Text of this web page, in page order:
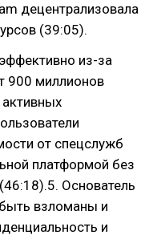
децентрализовала
(39:05).
из-за
900 миллионов
от спецслужб
платформой без
Основатель
быть взломаны и
и